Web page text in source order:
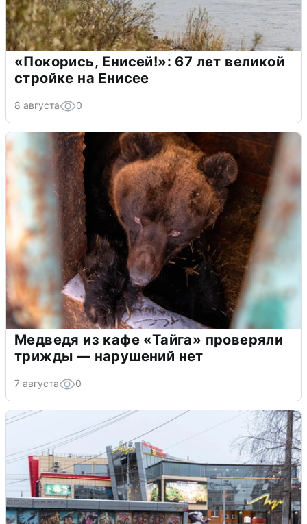
«Покорись, Енисей!»: 67 лет великой
стройке на Енисее
8 августа 0
Медведя из кафе «Тайга» проверяли
трижды — нарушений нет
7 августа 0